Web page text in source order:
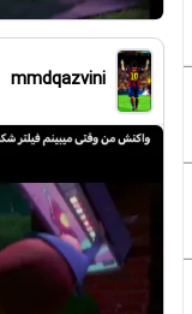
mmdqazvini